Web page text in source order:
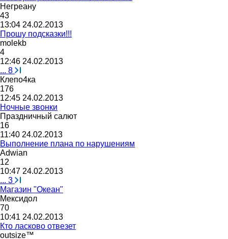
Негреану
43
13:04 24.02.2013
Прошу подсказки!!!
molekb
4
12:46 24.02.2013
... 8
Клепо4ка
176
12:45 24.02.2013
Ночные звонки
Праздничный салют
16
11:40 24.02.2013
Выполнение плана по нарушениям
Adwian
12
10:47 24.02.2013
... 3
Магазин "Океан"
Мексидол
70
10:41 24.02.2013
Кто ласково отвезет
outsize™